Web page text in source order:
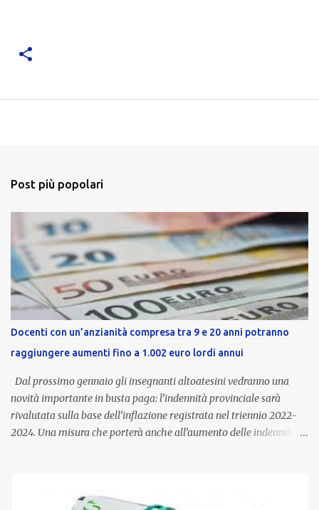
Post più popolari
Docenti con un’anzianità compresa tra 9 e 20 anni potranno
raggiungere aumenti fino a 1.002 euro lordi annui
Dal prossimo gennaio gli insegnanti altoatesini vedranno una
novità importante in busta paga: l’indennità provinciale sarà
rivalutata sulla base dell’inflazione registrata nel triennio 2022-
2024. Una misura che porterà anche all’aumento delle indennità di
dedicato alle donne vittime di violenza di genere, in linea con la